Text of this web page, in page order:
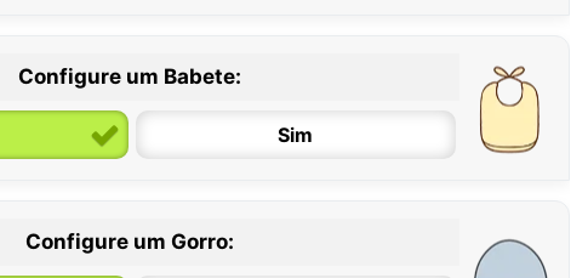
Configure um Babete:
Sim
Configure um Gorro: